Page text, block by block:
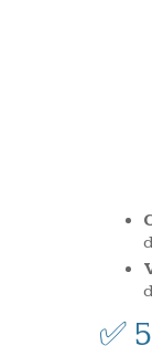
✅